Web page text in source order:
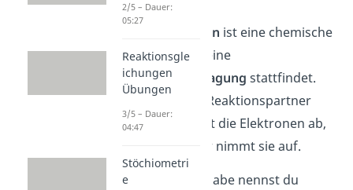
Redoxreaktion ist eine chemische
Reaktion, bei der eine
Elektronenübertragung stattfindet.
Hierbei sind zwei Reaktionspartner
beteiligt: Einer gibt die Elektronen ab,
der zweite Partner nimmt sie auf.
Die Elektronenabgabe nennst du
2/5 – Dauer:
05:27
Reaktionsgle
ichungen
Übungen
3/5 – Dauer:
04:47
Stöchiometri
e